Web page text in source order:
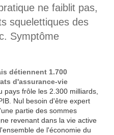
ne faiblit pas,
squelettiques des
Symptôme
détiennent 1.700
d'assurance-vie
pays frôle les 2.300 milliards,
Nul besoin d'être expert
partie des sommes
revenant dans la vie active
de l'économie du